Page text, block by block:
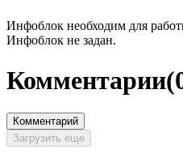
Инфоблок необходим для
Инфоблок не задан.
Комментарии
Комментарий
Загрузить еще